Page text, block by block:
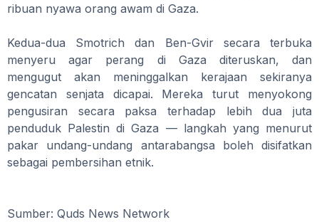
ribuan nyawa orang awam di Gaza.
Kedua-dua Smotrich dan Ben-Gvir secara terbuka
menyeru agar perang di Gaza diteruskan, dan
mengugut akan meninggalkan kerajaan sekiranya
gencatan senjata dicapai. Mereka turut menyokong
pengusiran secara paksa terhadap lebih dua juta
penduduk Palestin di Gaza — langkah yang menurut
pakar undang-undang antarabangsa boleh disifatkan
sebagai pembersihan etnik.
Sumber: Quds News Network